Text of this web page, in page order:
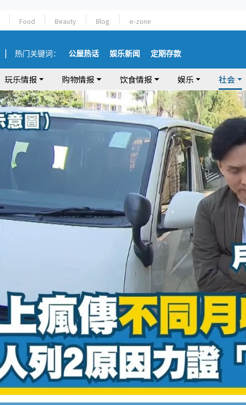
Food Beauty Blog e-zone
热门关键词： 公屋热话 娱乐新闻 定期存款
玩乐情报 购物情报 饮食情报 娱乐 社会